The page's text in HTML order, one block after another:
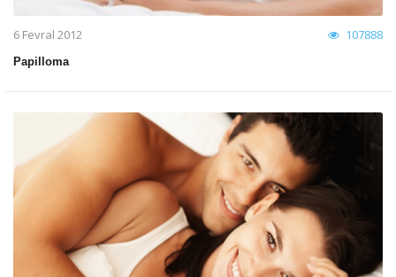
6 Fevral 2012 107888
Papilloma